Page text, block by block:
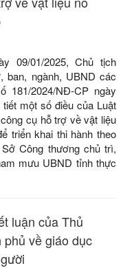
09/01/2025, Chủ tịch
ban, ngành, UBND các
181/2024/NĐ-CP ngày
một số điều của Luật
cụ hỗ trợ về vật liệu
triển khai thi hành theo
Công thương chủ trì,
mưu UBND tỉnh thực
luận của Thủ
về giáo dục